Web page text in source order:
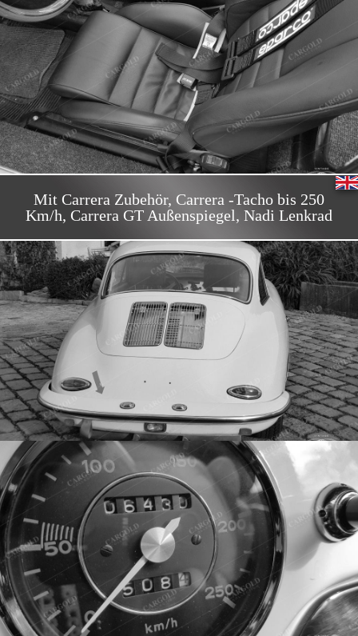
Mit Carrera Zubehör, Carrera -Tacho bis 250
Km/h, Carrera GT Außenspiegel, Nadi Lenkrad